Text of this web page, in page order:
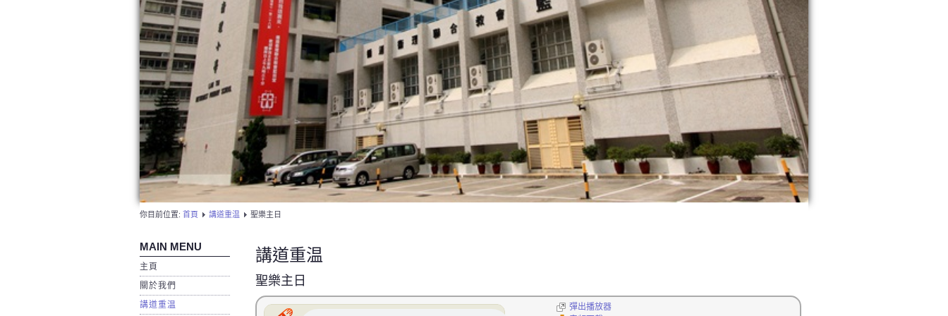
你目前位置: 首頁 講道重温 聖樂主日
MAIN MENU
主頁
關於我們
講道重温
講道重温
聖樂主日
彈出播放器